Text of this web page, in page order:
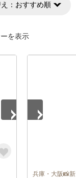
： おすすめ順
を表示
兵庫・大阪📸